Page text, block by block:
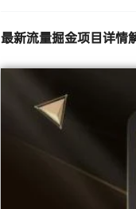
最新流量掘金项目详情